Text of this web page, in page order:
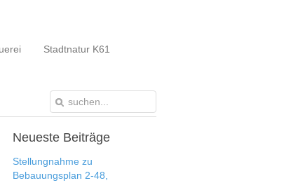
Stadtnatur K61
Neueste Beiträge
Stellungnahme zu
Bebauungsplan 2-48,